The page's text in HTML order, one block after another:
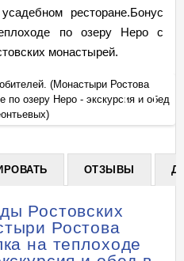
ресторане.Бонус
по озеру Неро с
монастырей.
+
(Монастыри Ростова
по озеру Неро - экскурсия и обед
ОТЗЫВЫ
Ростовских
Ростова
на теплоходе